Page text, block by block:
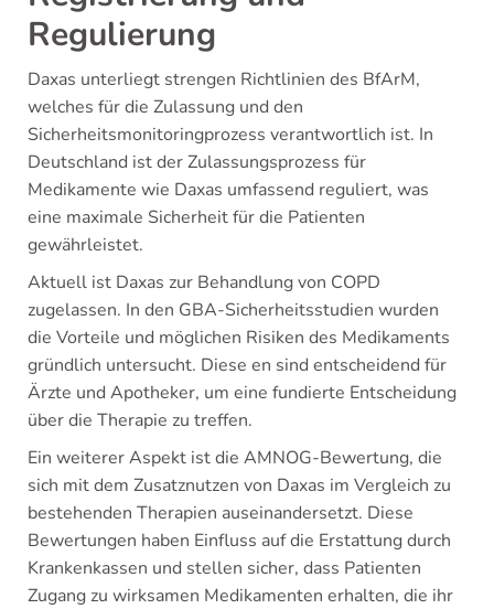
Regulierung
Daxas unterliegt strengen Richtlinien des BfArM,
welches für die Zulassung und den
Sicherheitsmonitoringprozess verantwortlich ist. In
Deutschland ist der Zulassungsprozess für
Medikamente wie Daxas umfassend reguliert, was
eine maximale Sicherheit für die Patienten
gewährleistet.
Aktuell ist Daxas zur Behandlung von COPD
zugelassen. In den GBA-Sicherheitsstudien wurden
die Vorteile und möglichen Risiken des Medikaments
gründlich untersucht. Diese en sind entscheidend für
Ärzte und Apotheker, um eine fundierte Entscheidung
über die Therapie zu treffen.
Ein weiterer Aspekt ist die AMNOG-Bewertung, die
sich mit dem Zusatznutzen von Daxas im Vergleich zu
bestehenden Therapien auseinandersetzt. Diese
Bewertungen haben Einfluss auf die Erstattung durch
Krankenkassen und stellen sicher, dass Patienten
Zugang zu wirksamen Medikamenten erhalten, die ihr